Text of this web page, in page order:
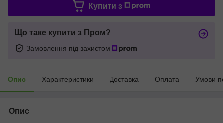
Купити з
Що таке купити з Пром?
Замовлення під захистом
Опис Характеристики Доставка Оплата Умови
Опис